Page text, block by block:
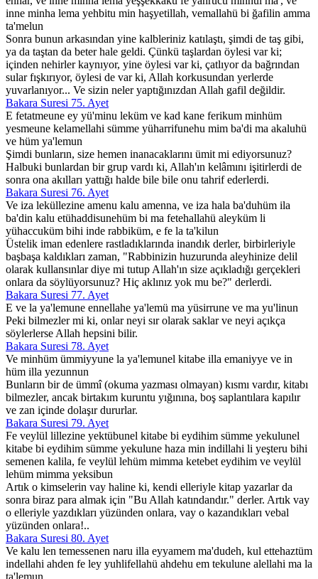
inne minha lema yehbitu min haşyetillah, vemallahü bi ğafilin amma
ta'melun
Sonra bunun arkasından yine kalbleriniz katılaştı, şimdi de taş gibi,
ya da taştan da beter hale geldi. Çünkü taşlardan öylesi var ki;
içinden nehirler kaynıyor, yine öylesi var ki, çatlıyor da bağrından
sular fışkırıyor, öylesi de var ki, Allah korkusundan yerlerde
yuvarlanıyor... Ve sizin neler yaptığınızdan Allah gafil değildir.
Bakara Suresi 75. Ayet
E fetatmeune ey yü'minu leküm ve kad kane ferikum minhüm
yesmeune kelamellahi sümme yüharrifunehu mim ba'di ma akaluhü
ve hüm ya'lemun
Şimdi bunların, size hemen inanacaklarını ümit mi ediyorsunuz?
Halbuki bunlardan bir grup vardı ki, Allah'ın kelâmını işitirlerdi de
sonra ona akılları yattığı halde bile bile onu tahrif ederlerdi.
Bakara Suresi 76. Ayet
Ve iza leküllezine amenu kalu amenna, ve iza hala ba'duhüm ila
ba'din kalu etühaddisunehüm bi ma fetehallahü aleyküm li
yühaccuküm bihi inde rabbiküm, e fe la ta'kilun
Üstelik iman edenlere rastladıklarında inandık derler, birbirleriyle
başbaşa kaldıkları zaman, "Rabbinizin huzurunda aleyhinize delil
olarak kullansınlar diye mi tutup Allah'ın size açıkladığı gerçekleri
onlara da söylüyorsunuz? Hiç aklınız yok mu be?" derlerdi.
Bakara Suresi 77. Ayet
E ve la ya'lemune ennellahe ya'lemü ma yüsirrune ve ma yu'linun
Peki bilmezler mi ki, onlar neyi sır olarak saklar ve neyi açıkça
söylerlerse Allah hepsini bilir.
Bakara Suresi 78. Ayet
Ve minhüm ümmiyyune la ya'lemunel kitabe illa emaniyye ve in
hüm illa yezunnun
Bunların bir de ümmî (okuma yazması olmayan) kısmı vardır, kitabı
bilmezler, ancak birtakım kuruntu yığınına, boş saplantılara kapılır
ve zan içinde dolaşır dururlar.
Bakara Suresi 79. Ayet
Fe veylül lillezine yektübunel kitabe bi eydihim sümme yekulunel
kitabe bi eydihim sümme yekulune haza min indillahi li yeşteru bihi
semenen kalila, fe veylül lehüm mimma ketebet eydihim ve veylül
lehüm mimma yeksibun
Artık o kimselerin vay haline ki, kendi elleriyle kitap yazarlar da
sonra biraz para almak için "Bu Allah katındandır." derler. Artık vay
o elleriyle yazdıkları yüzünden onlara, vay o kazandıkları vebal
yüzünden onlara!..
Bakara Suresi 80. Ayet
Ve kalu len temessenen naru illa eyyamem ma'dudeh, kul ettehaztüm
indellahi ahden fe ley yuhlifellahü ahdehu em tekulune alellahi ma la